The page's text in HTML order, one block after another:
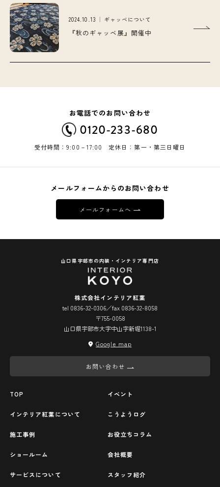
2024.10.13 ギャッベについて
『秋のギャッベ展』開催中
お電話でのお問い合わせ
0120-233-680
受付時間：9:00－17:00 定休日：第一・第三日曜日
メールフォームからのお問い合わせ
メールフォームへ
山口県宇部市の内装・インテリア専門店
株式会社インテリア紅葉
tel 0836-32-0306／fax 0836-32-8058
〒755-0058
山口県宇部市大字中山字新堀1138-1
Google map
お問い合わせ
TOP
インテリア紅葉について
施工事例
ショールーム
サービスについて
イベント
こうようログ
お役立ちコラム
会社概要
スタッフ紹介